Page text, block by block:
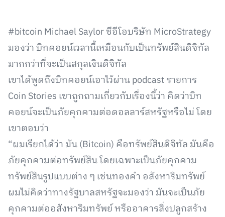
#bitcoin Michael Saylor ซีอีโอบริษัท MicroStrategy
มองว่า บิทคอยน์เวลานี้เหมือนกับเป็นทรัพย์สินดิจิทัล
มากกว่าที่จะเป็นสกุลเงินดิจิทัล
เขาได้พูดถึงบิทคอยน์เอาไว้ผ่าน podcast รายการ
Coin Stories เขาถูกถามเกี่ยวกับเรื่องนี้ว่า คิดว่าบิท
คอยน์จะเป็นภัยคุกคามต่อดอลลาร์สหรัฐหรือไม่ โดย
เขาตอบว่า
“ผมเรียกได้ว่า มัน (Bitcoin) คือทรัพย์สินดิจิทัล มันคือ
ภัยคุกคามต่อทรัพย์สิน โดยเฉพาะเป็นภัยคุกคาม
ทรัพย์สินรูปแบบต่าง ๆ เช่นทองคำ อสังหาริมทรัพย์
ผมไม่คิดว่าทางรัฐบาลสหรัฐจะมองว่า มันจะเป็นภัย
คุกคามต่ออสังหาริมทรัพย์ หรืออาคารสิ่งปลูกสร้าง